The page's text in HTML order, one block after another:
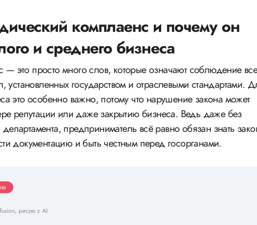
комплаенс и почему он
и среднего бизнеса
это просто много слов, которые означают соблюдение
установленных государством и отраслевыми стандартами.
это особенно важно, потому что нарушение закона может
репутации или даже закрытию бизнеса. Ведь даже без
предприниматель всё равно обязан знать
документацию и быть честным перед госорганами.
рисую с AI